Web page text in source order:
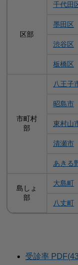
区部
千代田
墨田区
渋谷区
板橋区
市町村
部
八王子
昭島市
東村山
清瀬市
あきる
島しょ
部
大島町
八丈町
受診率